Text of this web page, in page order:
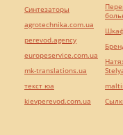
Синтезаторы
agrotechnika.com.ua
perevod.agency
europeservice.com.ua
mk-translations.ua
текст юа
kievperevod.com.ua